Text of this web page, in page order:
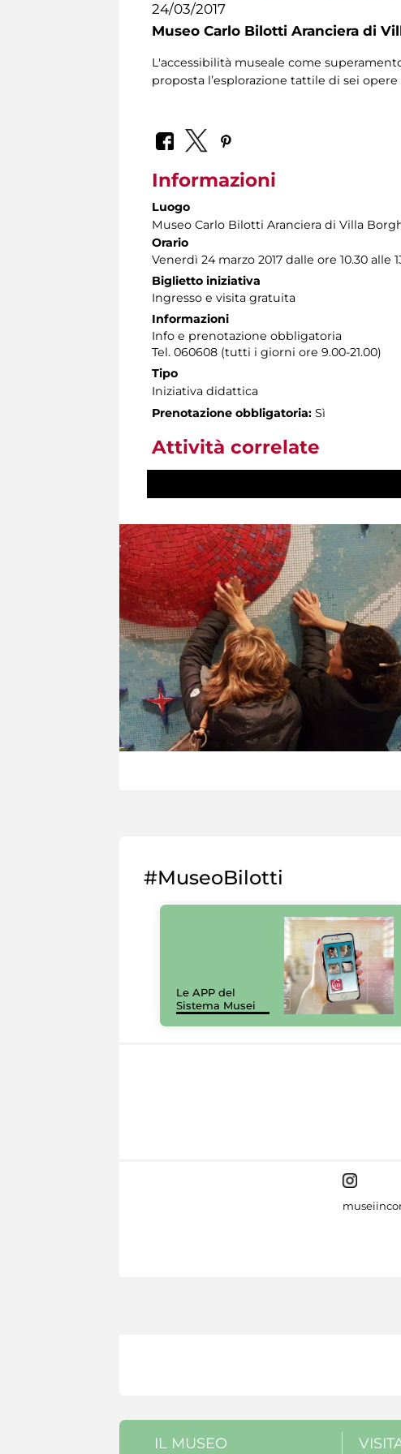
24/03/2017
Museo Carlo Bilotti Aranciera di
L'accessibilità museale come
proposta l’esplorazione tattile di sei
Informazioni
Luogo
Museo Carlo Bilotti Aranciera di Villa
Orario
Venerdì 24 marzo 2017 dalle ore 10.30 alle
Biglietto iniziativa
Ingresso e visita gratuita
Informazioni
Info e prenotazione obbligatoria
Tel. 060608 (tutti i giorni ore 9.00-21.00)
Tipo
Iniziativa didattica
Prenotazione obbligatoria: Sì
Attività correlate
#MuseoBilotti
Le APP del
Sistema Musei
IL MUSEO